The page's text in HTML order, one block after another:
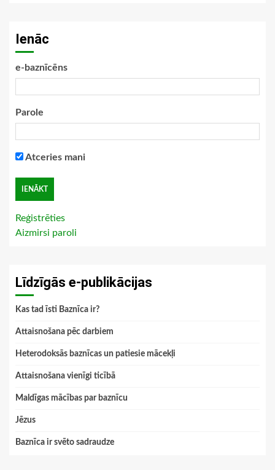
Ienāc
e-baznīcēns
Parole
Atceries mani
Reģistrēties
Aizmirsi paroli
Līdzīgās e-publikācijas
Kas tad īsti Baznīca ir?
Attaisnošana pēc darbiem
Heterodoksās baznīcas un patiesie mācekļi
Attaisnošana vienīgi ticībā
Maldīgas mācības par baznīcu
Jēzus
Baznīca ir svēto sadraudze